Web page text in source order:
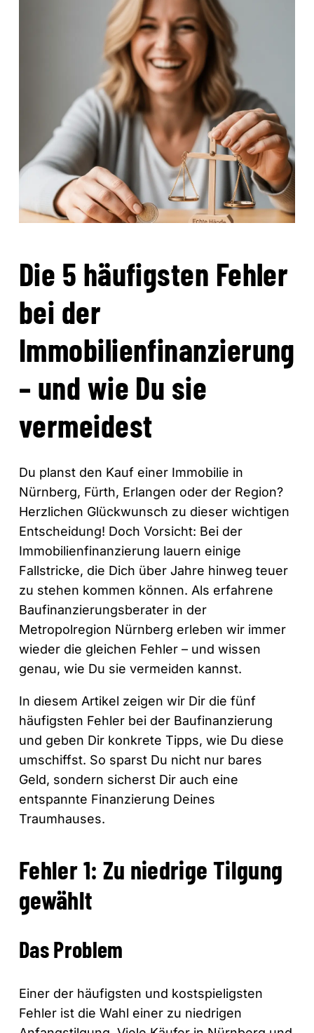
Die 5 häufigsten Fehler
bei der
Immobilienfinanzierung
– und wie Du sie
vermeidest
Du planst den Kauf einer Immobilie in
Nürnberg, Fürth, Erlangen oder der Region?
Herzlichen Glückwunsch zu dieser wichtigen
Entscheidung! Doch Vorsicht: Bei der
Immobilienfinanzierung lauern einige
Fallstricke, die Dich über Jahre hinweg teuer
zu stehen kommen können. Als erfahrene
Baufinanzierungsberater in der
Metropolregion Nürnberg erleben wir immer
wieder die gleichen Fehler – und wissen
genau, wie Du sie vermeiden kannst.
In diesem Artikel zeigen wir Dir die fünf
häufigsten Fehler bei der Baufinanzierung
und geben Dir konkrete Tipps, wie Du diese
umschiffst. So sparst Du nicht nur bares
Geld, sondern sicherst Dir auch eine
entspannte Finanzierung Deines
Traumhauses.
Fehler 1: Zu niedrige Tilgung
gewählt
Das Problem
Einer der häufigsten und kostspieligsten
Fehler ist die Wahl einer zu niedrigen